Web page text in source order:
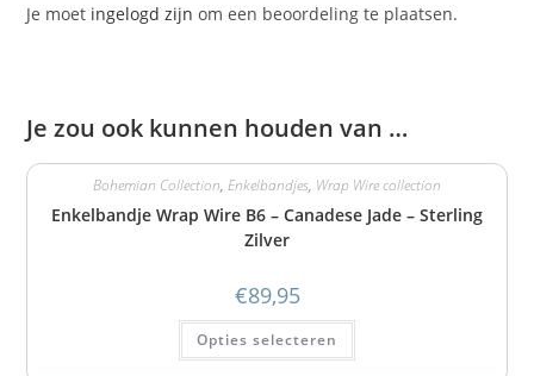
Je moet ingelogd zijn om een beoordeling te plaatsen.
Je zou ook kunnen houden van …
Bohemian Collection, Enkelbandjes, Wrap Wire collection
Enkelbandje Wrap Wire B6 – Canadese Jade – Sterling
Zilver
€89,95
Opties selecteren